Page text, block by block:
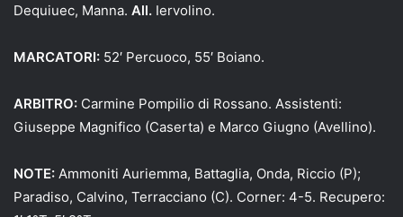
Dequiuec, Manna. All. Iervolino.
MARCATORI: 52′ Percuoco, 55′ Boiano.
ARBITRO: Carmine Pompilio di Rossano. Assistenti:
Giuseppe Magnifico (Caserta) e Marco Giugno (Avellino).
NOTE: Ammoniti Auriemma, Battaglia, Onda, Riccio (P);
Paradiso, Calvino, Terracciano (C). Corner: 4-5. Recupero: